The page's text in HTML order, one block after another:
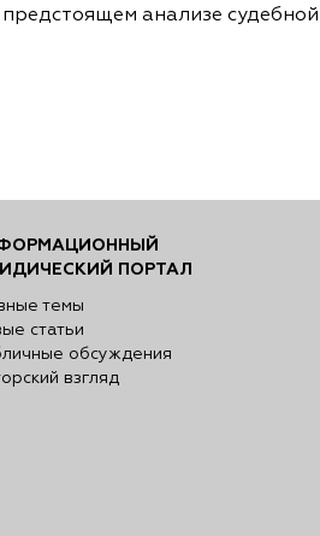
анализе
ПОРТАЛ
темы
статьи
обсуждения
взгляд